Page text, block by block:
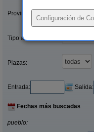
Provincias/Islas:
Tipo alquiler:
Plazas:
Entrada: Salida:
Fechas más buscadas
pueblo: